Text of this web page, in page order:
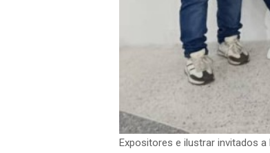
Expositores e ilustrar invitados